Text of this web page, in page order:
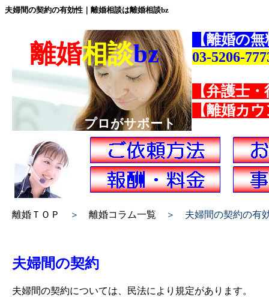
夫婦間の契約の有効性｜離婚相談は離婚相談bz
離婚相談bz
プロがサポート
離婚ＴＯＰ ＞ 離婚コラム一覧 ＞ 夫婦間の契約の有
夫婦間の契約
夫婦間の契約については、民法により規定があります。
【離婚の
03-5206-
【弁護士
【離婚カ